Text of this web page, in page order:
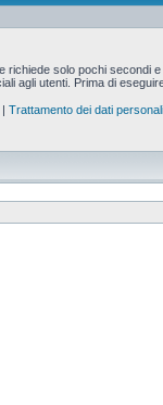
solo pochi secondi
agli utenti. Prima di
| Trattamento dei dati personali